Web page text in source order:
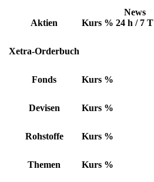
Aktien Kurs %
News
24 h / 7 T
Xetra-Orderbuch
Fonds Kurs %
Devisen Kurs %
Rohstoffe Kurs %
Themen Kurs %